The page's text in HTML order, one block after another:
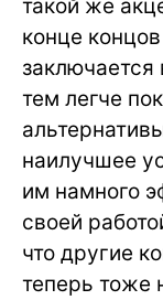
такой же
конце
тем легче
наилучшее
им намного
своей
что другие
теперь тоже